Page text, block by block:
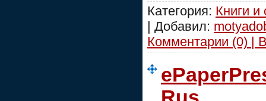
Категория: Книги и
| Добавил:
Комментарии (0) |